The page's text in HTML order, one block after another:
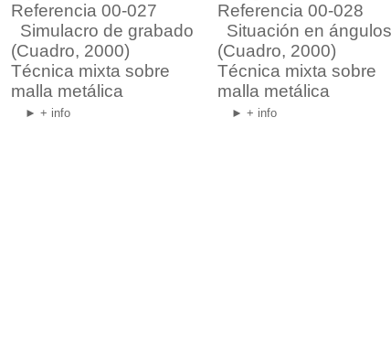
Referencia 00-027
Simulacro de grabado
(Cuadro, 2000)
Técnica mixta sobre
malla metálica
► + info
Referencia 00-028
Situación en ángulos
(Cuadro, 2000)
Técnica mixta sobre
malla metálica
► + info